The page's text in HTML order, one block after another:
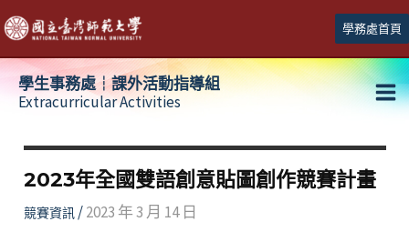
跳
至
主
學務處首頁
學生事務處┆課外活動指導組
Extracurricular Activities
2023年全國雙語創意貼圖創作競賽計畫
競賽資訊/2023 年 3 月 14 日